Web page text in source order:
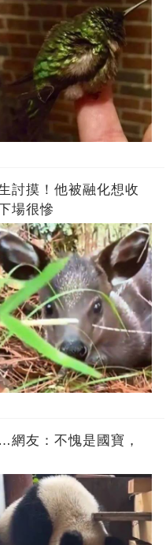
討摸！他被融化想收
場很慘
網友：不愧是國寶，